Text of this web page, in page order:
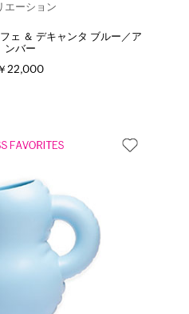
エーション
ェ ＆ デキャンタ ブルー／ア
ンバー
￥22,000